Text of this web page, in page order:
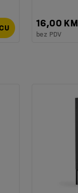
16,00 KM
bez PDV